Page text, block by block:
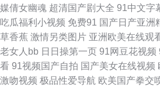
免费 国产一激情国产國产 91制作天传媒免费
区 日本天堂中文字幕 国产传媒网 性AV色撸
品传媒 宅男福利视频 日本欧美韩国国产精品
媒倩女幽魂 超清国产剧大全 91中文字
吃瓜福利小视频 免费91 国产日产亚洲
草香蕉 激情另类图片 亚洲欧美在线观
老女人bb 日日操第一页 91网豆花视频
看 91视频国产自拍 国产美女在线视频
激吻视频 极品性爱导航 欧美国产拳交